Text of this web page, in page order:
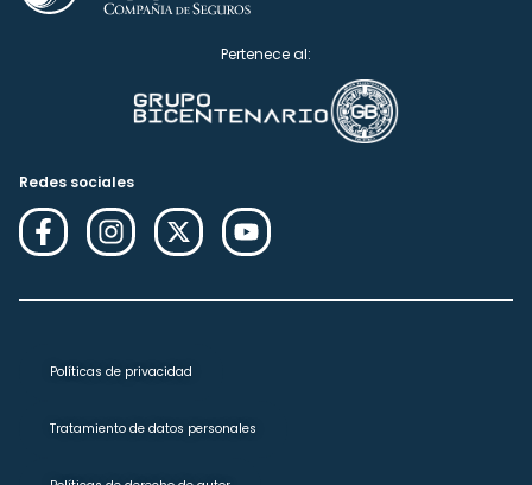
Pertenece al:
Redes sociales
Políticas de privacidad
Tratamiento de datos personales